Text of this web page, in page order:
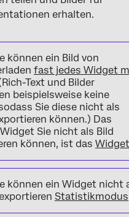
erhalten.
können ein Bild von
fast jedes Widget
Text und Bilder
beispielsweise keine
Sie diese nicht als
können.) Das
Sie nicht als Bild
können, ist das Widget
können ein Widget nicht
Statistikmodus